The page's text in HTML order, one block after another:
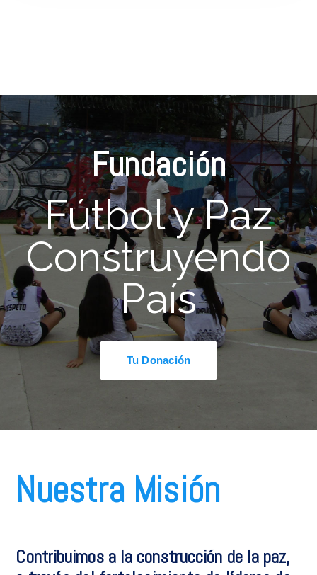
Fundación
Fútbol y Paz
Construyendo
País
Tu Donación
Nuestra Misión
Contribuimos a la construcción de la paz,